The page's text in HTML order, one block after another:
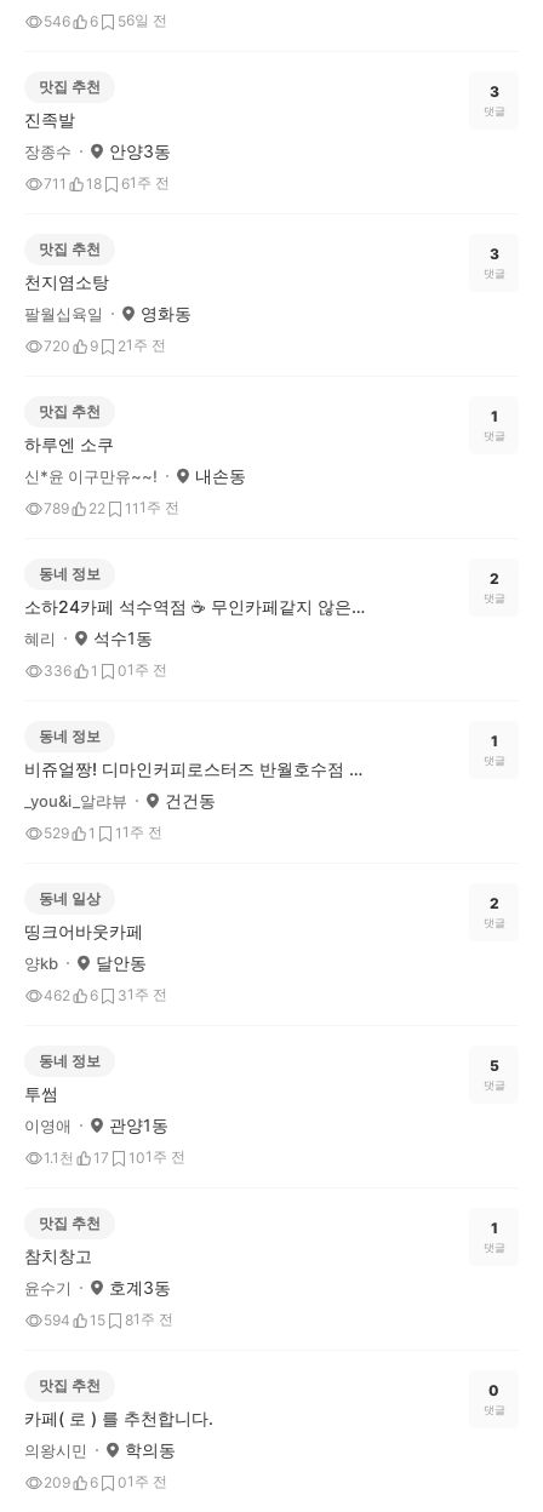
546 6 56일 전
맛집 추천
진족발
장종수 안양3동
711 18 61주 전
3
댓글
맛집 추천
천지염소탕
팔월십육일 영화동
720 9 21주 전
3
댓글
맛집 추천
하루엔 소쿠
신*윤 이구만유~~! 내손동
789 22 11 1주 전
1
댓글
동네 정보
소하24카페 석수역점 ☕️ 무인카페같지 않은 무인카페
혜리 석수1동
336 1 01주 전
2
댓글
동네 정보
비쥬얼짱! 디마인커피로스터즈 반월호수점 카페
_you&i_알랴뷰 건건동
529 1 1 1주 전
1
댓글
동네 일상
띵크어바웃카페
양kb 달안동
462 6 31주 전
2
댓글
동네 정보
투썸
이영애 관양1동
1.1천 17 101주 전
5
댓글
맛집 추천
참치창고
윤수기 호계3동
594 15 81주 전
1
댓글
맛집 추천
카페( 로 ) 를 추천합니다.
의왕시민 학의동
209 6 01주 전
0
댓글